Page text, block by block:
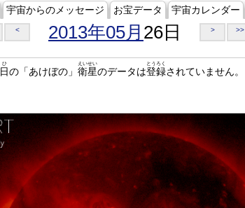
宇宙からのメッセージ お宝データ 宇宙カレンダー
< 2013年05月 26日 > >>
日
ひ
の「あけぼの」 衛星
えいせい
のデータは登録
とうろく
されていません。